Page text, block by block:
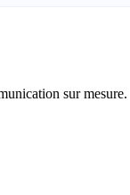
sur mesure.